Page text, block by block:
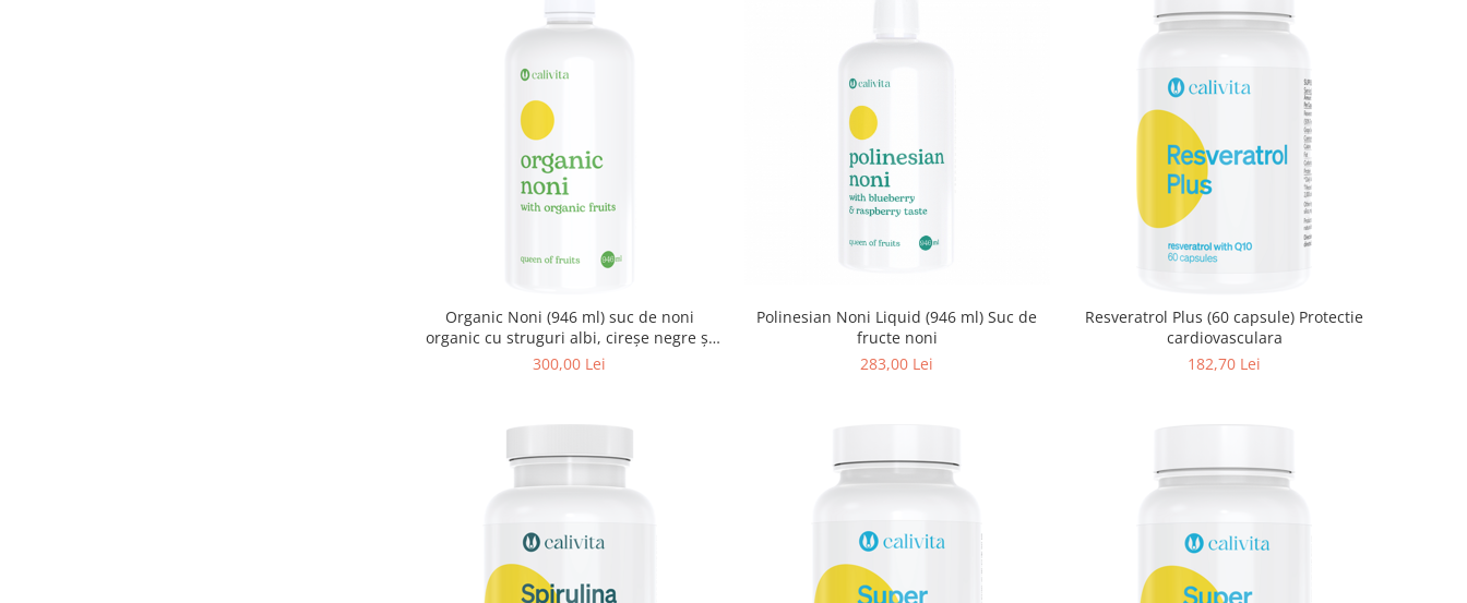
Organic Noni (946 ml) suc de noni
organic cu struguri albi, cireşe negre şi
rodii organice
300,00 Lei
Polinesian Noni Liquid (946 ml) Suc de
fructe noni
283,00 Lei
Resveratrol Plus (60 capsule) Protectie
cardiovasculara
182,70 Lei